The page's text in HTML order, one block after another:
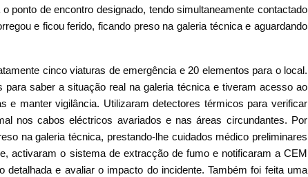
ponto de encontro designado, tendo simultaneamente contactado
e ficou ferido, ficando preso na galeria técnica e aguardando
cinco viaturas de emergência e 20 elementos para o local.
saber a situação real na galeria técnica e tiveram acesso ao
e manter vigilância. Utilizaram detectores térmicos para verificar
nos cabos eléctricos avariados e nas áreas circundantes. Por
na galeria técnica, prestando-lhe cuidados médico preliminares
activaram o sistema de extracção de fumo e notificaram a CEM
e avaliar o impacto do incidente. Também foi feita uma